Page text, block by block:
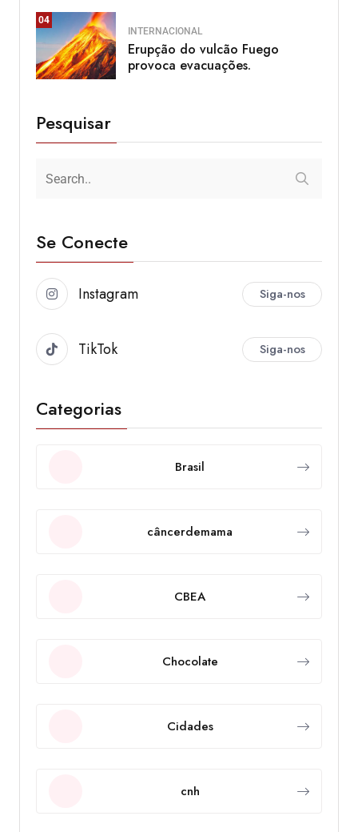
04
INTERNACIONAL
Erupção do vulcão Fuego
provoca evacuações.
Pesquisar
Se Conecte
Instagram Siga-nos
TikTok Siga-nos
Categorias
Brasil
câncerdemama
CBEA
Chocolate
Cidades
cnh